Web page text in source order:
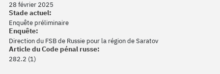
28 février 2025
Stade actuel:
Enquête préliminaire
Enquête:
Direction du FSB de Russie pour la région de Saratov
Article du Code pénal russe:
282.2 (1)